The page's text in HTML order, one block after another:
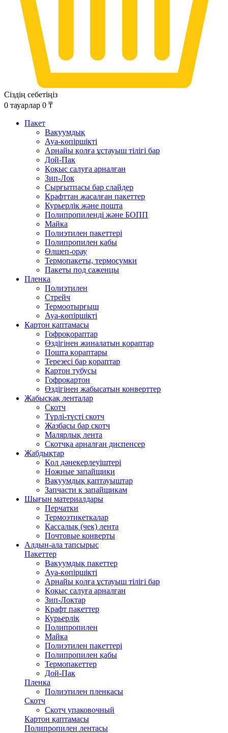
Сіздің себетіңіз
0 тауарлар 0 ₸
Пакет
Вакуумдық
Ауа-көпіршікті
Арнайы қолға ұстауыш тілігі бар
Дой-Пак
Қоқыс салуға арналған
Зип-Лок
Сырғытпасы бар слайдер
Крафттан жасалған пакеттер
Курьерлік және пошта
Полипропиленді және БОПП
Майка
Полиэтилен пакеттері
Полипропилен қабы
Өлшеп-орау
Термопакеты, термосумки
Пакеты под саженцы
Пленка
Полиэтилен
Стрейч
Термоотырғыш
Ауа-көпіршікті
Картон қаптамасы
Гофроқораптар
Өздігінен жиналатын қораптар
Пошта қораптары
Терезесі бар қораптар
Картон тубусы
Гофрокартон
Өздігінен жабысатын конверттер
Жабысқақ ленталар
Скотч
Түрлі-түсті скотч
Жазбасы бар скотч
Малярлық лента
Скотчқа арналған диспенсер
Жабдықтар
Қол дәнекерлеуіштері
Ножные запайщики
Вакуумдық қаптауыштар
Запчасти к запайщикам
Шығын материалдары
Перчатки
Термоэтикеткалар
Кассалық (чек) лента
Почтовые конверты
Алдын-ала тапсырыс
Пакеттер
Вакуумдық пакеттер
Ауа-көпіршікті
Арнайы қолға ұстауыш тілігі бар
Қоқыс салуға арналған
Зип-Локтар
Крафт пакеттер
Курьерлік
Полипропилен
Майка
Полиэтилен пакеттері
Полипропилен қабы
Термопакеттер
Дой-Пак
Пленка
Полиэтилен пленкасы
Скотч
Скотч упаковочный
Картон қаптамасы
Полипропилен лентасы